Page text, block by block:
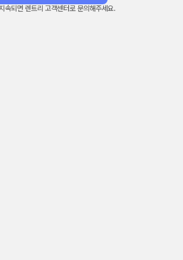
속되면 렌트리 고객센터로 문의해주세요.